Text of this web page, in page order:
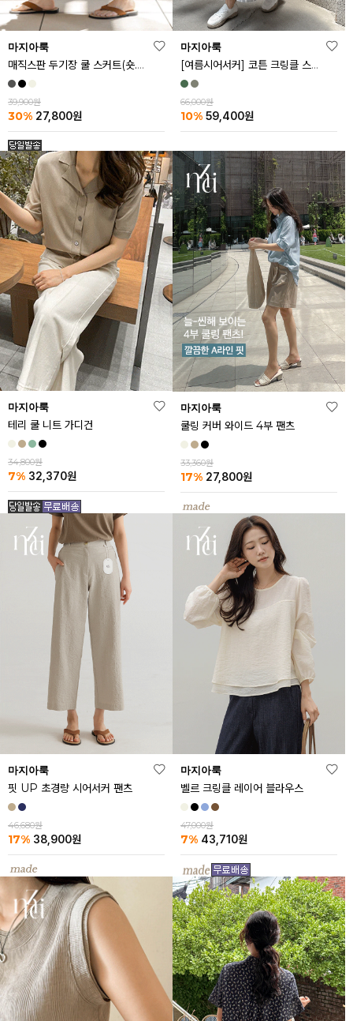
마지아룩
매직스판 두기장 쿨 스커트(숏.기본ver)
39,900원
30% 27,800원
마지아룩
[여름시어서커] 코튼 크링클 스트라이프 원피스
66,000원
10% 59,400원
마지아룩
테리 쿨 니트 가디건
34,800원
7% 32,370원
마지아룩
쿨링 커버 와이드 4부 팬츠
33,360원
17% 27,800원
마지아룩
핏 UP 초경량 시어서커 팬츠
46,680원
17% 38,900원
마지아룩
벨르 크링클 레이어 블라우스
47,000원
7% 43,710원